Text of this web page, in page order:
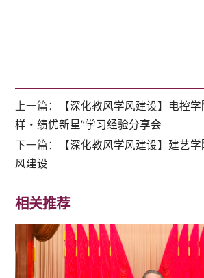
上一篇：
【深化教风学风建设】电控
样・绩优新星”学习经验分享会
下一篇：
【深化教风学风建设】建艺
风建设
相关推荐